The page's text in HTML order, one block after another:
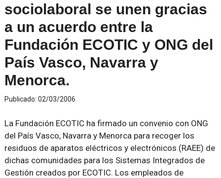
sociolaboral se unen gracias
a un acuerdo entre la
Fundación ECOTIC y ONG del
País Vasco, Navarra y
Menorca.
Publicado: 02/03/2006
La Fundación ECOTIC ha firmado un convenio con ONG
del País Vasco, Navarra y Menorca para recoger los
residuos de aparatos eléctricos y electrónicos (RAEE) de
dichas comunidades para los Sistemas Integrados de
Gestión creados por ECOTIC. Los empleados de